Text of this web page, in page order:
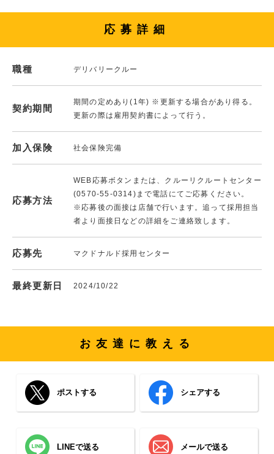
応募詳細
職種 デリバリークルー
契約期間
期間の定めあり(1年) ※更新する場合があり得る。
更新の際は雇用契約書によって行う。
加入保険 社会保険完備
応募方法
WEB応募ボタンまたは、クルーリクルートセンター
(0570-55-0314)まで電話にてご応募ください。
※応募後の面接は店舗で行います。追って採用担当
者より面接日などの詳細をご連絡致します。
応募先 マクドナルド採用センター
最終更新日 2024/10/22
お友達に教える
ポストする シェアする
LINEで送る メールで送る